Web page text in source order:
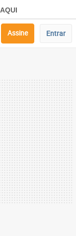
AQUI
Assine Entrar